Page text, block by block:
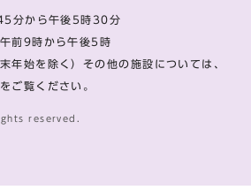
分から午後5時30分
午前9時から午後5時
年始を除く）その他の施設については、
ご覧ください。
reserved.